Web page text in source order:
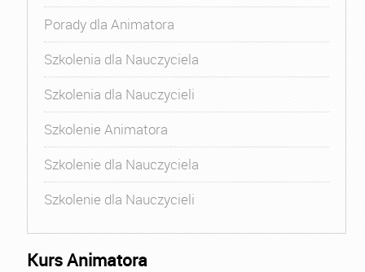
Porady dla Animatora
Szkolenia dla Nauczyciela
Szkolenia dla Nauczycieli
Szkolenie Animatora
Szkolenie dla Nauczyciela
Szkolenie dla Nauczycieli
Kurs Animatora